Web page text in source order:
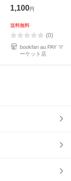
1,100円
送料無料
(0)
bookfan au PAY マ
ーケット店